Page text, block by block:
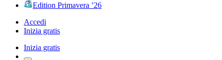
Edition Primavera ’26
Accedi
Inizia gratis
Inizia gratis